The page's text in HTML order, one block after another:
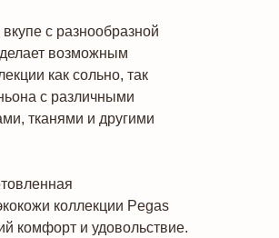
с разнообразной
возможным
как сольно, так
с различными
тканями и другими
коллекции Pegas
комфорт и удовольствие.